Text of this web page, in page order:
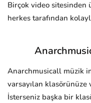
Birçok video sitesinden
herkes tarafından
Anarchmusicall müzik
varsayılan klasörünüze
İsterseniz başka bir